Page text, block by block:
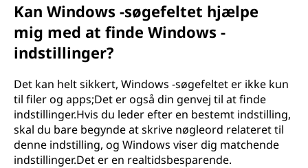
Kan Windows -søgefeltet hjælpe
mig med at finde Windows -
indstillinger?
Det kan helt sikkert, Windows -søgefeltet er ikke kun
til filer og apps;Det er også din genvej til at finde
indstillinger.Hvis du leder efter en bestemt indstilling,
skal du bare begynde at skrive nøgleord relateret til
denne indstilling, og Windows viser dig matchende
indstillinger.Det er en realtidsbesparende.